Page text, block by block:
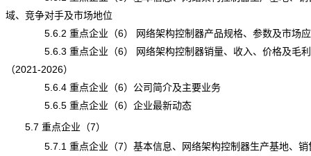
域、竞争对手及市场地位
5.6.2 重点企业（6） 网络架构控制器产品规格、参数及市场
5.6.3 重点企业（6） 网络架构控制器销量、收入、价格及毛
（2021-2026）
5.6.4 重点企业（6）公司简介及主要业务
5.6.5 重点企业（6）企业最新动态
5.7 重点企业（7）
5.7.1 重点企业（7）基本信息、网络架构控制器生产基地、销